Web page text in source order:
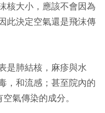
核大小，應該不會因為
此決定空氣還是飛沫傳
是肺結核，麻疹與水
，和流感；甚至院內的
氣傳染的成分。